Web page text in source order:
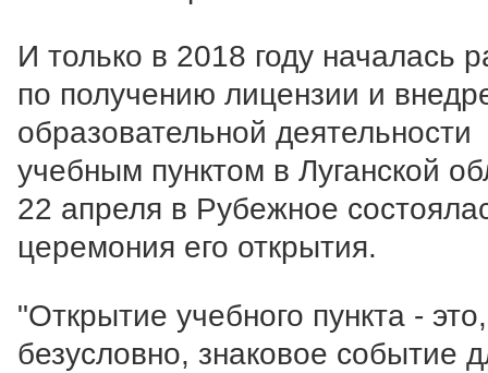
И только в 2018 году началась
по получению лицензии и
образовательной деятельности
учебным пунктом в Луганской
22 апреля в Рубежное
церемония его открытия.
"Открытие учебного пункта - это,
безусловно, знаковое событие